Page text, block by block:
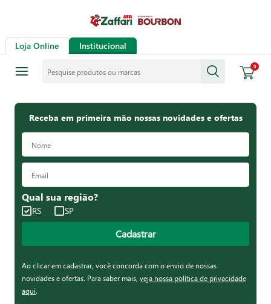
Loja Online Institucional
0
Receba em primeira mão nossas novidades e ofertas
Qual sua região?
RS SP
Cadastrar
Ao clicar em cadastrar, você concorda com o envio de nossas
novidades e ofertas. Para saber mais, veja nossa política de privacidade
aqui.